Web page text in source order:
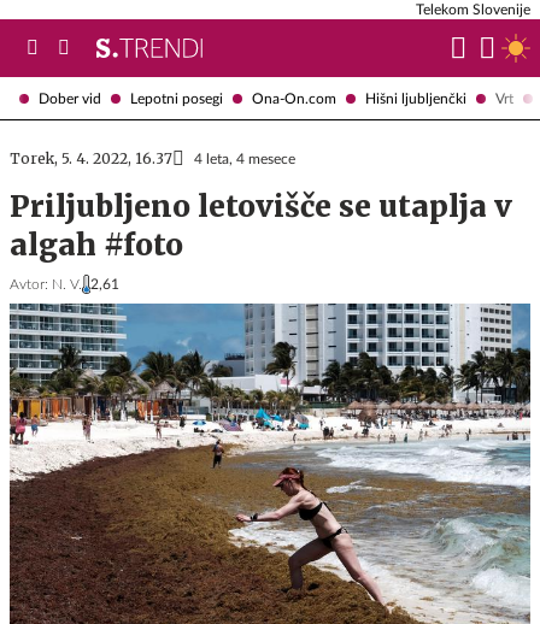
Dober vid Lepotni posegi Ona-On.com Hišni ljubljenčki Vrt
Telekom Slovenije
Torek, 5. 4. 2022, 16.37 4 leta, 4 mesece
Priljubljeno letovišče se utaplja v
algah #foto
Avtor: N. V. 2,61